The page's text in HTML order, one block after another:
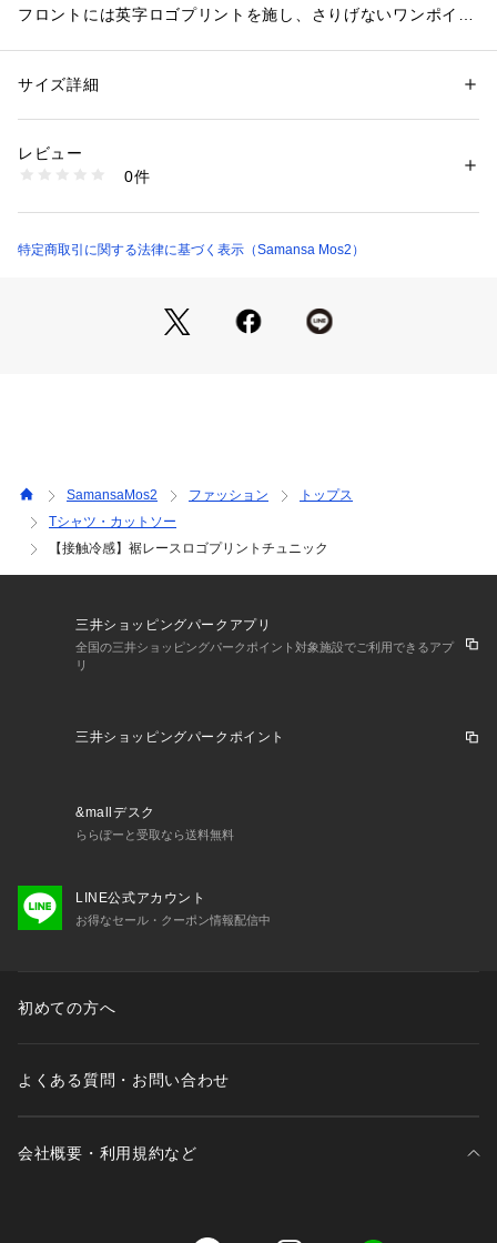
フロントには英字ロゴプリントを施し、さりげないワンポイン
デニムと合わせてカジュアルダウンさせたスタイリングがおす
※商品画像は、撮影環境やお客様のご利用のPC・スマートフォ
ンのモニター環境などにより実物と色味に差異がある場合がご
性別：レディース
素材：本体  綿 100% リブ部分  綿 98% ポリウレタン 2% レース部分  ナ
生産国：中国
洗濯：洗濯機洗い可 ドライクリーニング不可
商品番号：1780000009426 （モール）
サイズ詳細
レビュー
0件
特定商取引に関する法律に基づく表示（Samansa Mos2）
SamansaMos2 ファッション
トップス
Tシャツ・カットソー
【接触冷感】裾レースロゴプリントチュニック
三井ショッピングパークアプリ
全国の三井ショッピングパークポイント対象施設でご利用できるアプ
リ
三井ショッピングパークポイント
&mallデスク
ららぽーと受取なら送料無料
LINE公式アカウント
お得なセール・クーポン情報配信中
初めての方へ
よくある質問・お問い合わせ
会社概要・利用規約など